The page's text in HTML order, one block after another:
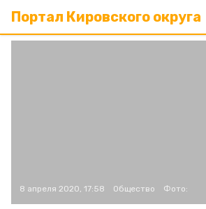
Портал Кировского округа
8 апреля 2020, 17:58 Общество Фото: